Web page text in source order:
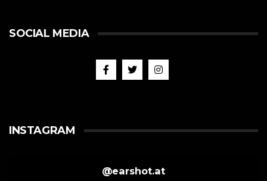
SOCIAL MEDIA
INSTAGRAM
@earshot.at